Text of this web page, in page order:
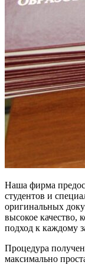
Наша фирма
студентов и
оригинальных
высокое качество,
подход к каждому
Процедура
максимально